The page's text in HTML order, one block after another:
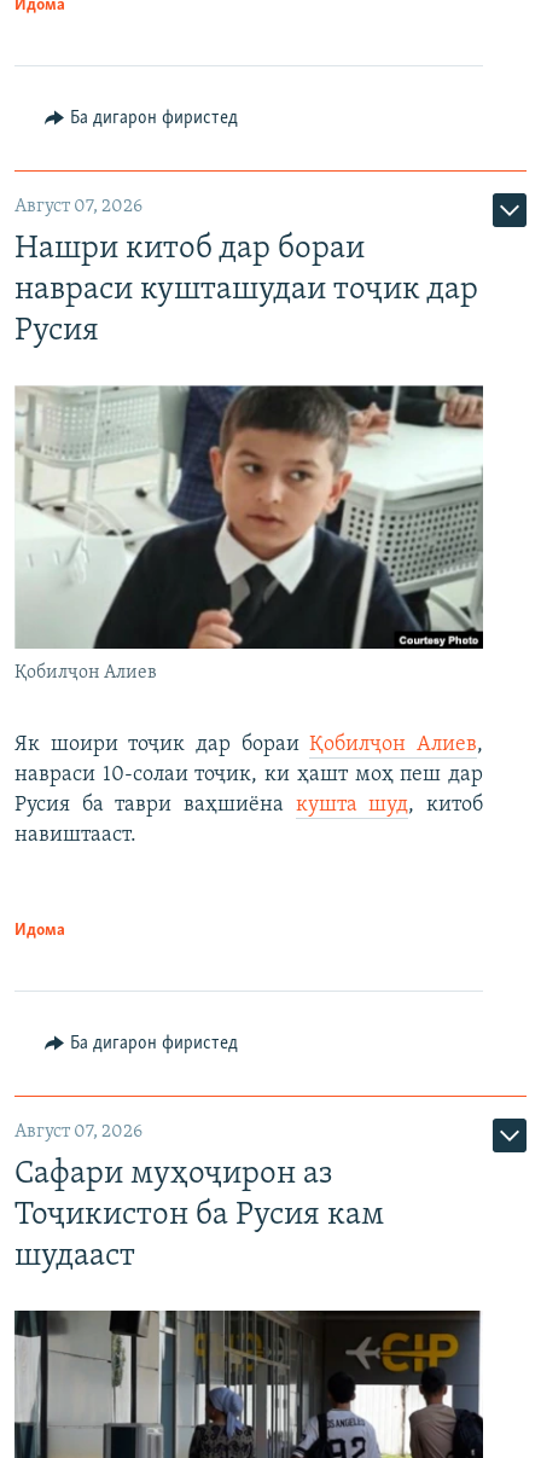
Идома
Ба дигарон фиристед
Август 07, 2026
Нашри китоб дар бораи
навраси кушташудаи тоҷик дар
Русия
Қобилҷон Алиев
Як шоири тоҷик дар бораиҚобилҷон Алиев,
навраси 10-солаи тоҷик, ки ҳашт моҳ пеш дар
Русия ба таври ваҳшиёна кушта шуд, китоб
навиштааст.
Идома
Ба дигарон фиристед
Август 07, 2026
Сафари муҳоҷирон аз
Тоҷикистон ба Русия кам
шудааст